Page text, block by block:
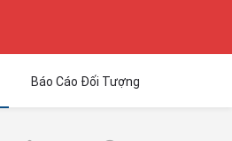
Báo Cáo Đối Tượng